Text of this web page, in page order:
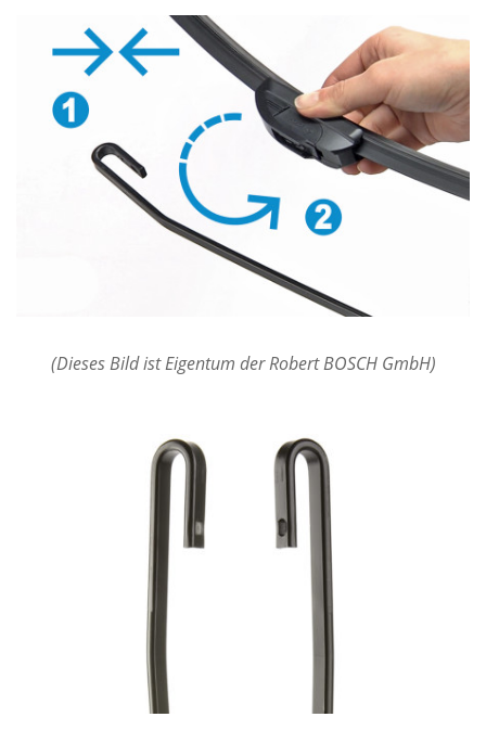
(Dieses Bild ist Eigentum der Robert BOSCH GmbH)